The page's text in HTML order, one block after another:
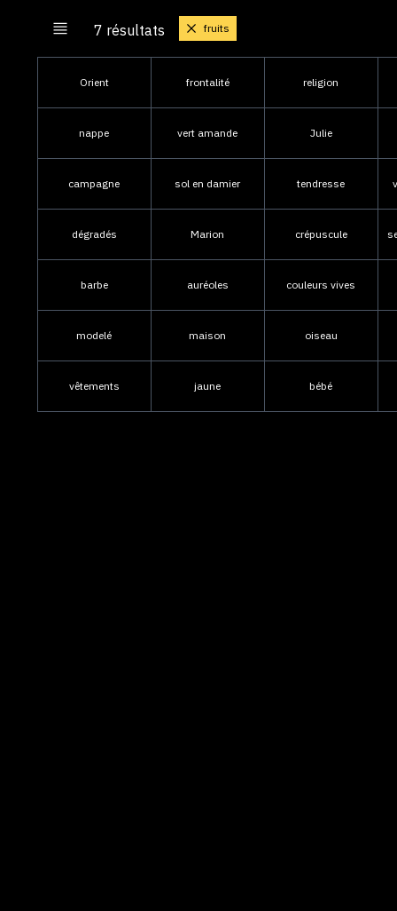
7 résultats fruits
Orient frontalité religion
nappe vert amande Julie
campagne sol en damier tendresse
dégradés Marion crépuscule
barbe auréoles couleurs vives
modelé maison oiseau
vêtements jaune bébé